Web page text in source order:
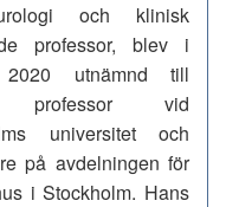
och klinisk
professor, blev i
2020 utnämnd till
professor vid
universitet och
på avdelningen för
i Stockholm. Hans